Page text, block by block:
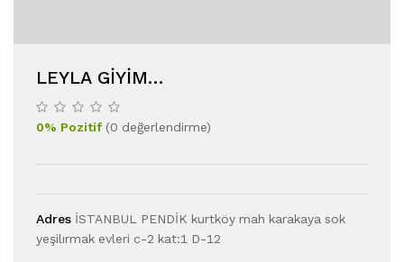
LEYLA GIYIM...
0% Pozitif(0 değerlendirme)
Adres İSTANBUL PENDİK kurtköy mah karakaya sok
yeşilırmak evleri c-2 kat:1 D-12